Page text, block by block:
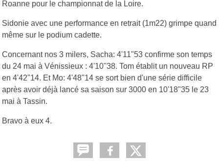
Roanne pour le championnat de la Loire.
Sidonie avec une performance en retrait (1m22) grimpe quand
même sur le podium cadette.
Concernant nos 3 milers, Sacha: 4'11"53 confirme son temps
du 24 mai à Vénissieux : 4'10"38. Tom établit un nouveau RP
en 4'42"14. Et Mo: 4'48"14 se sort bien d'une série difficile
après avoir déjà lancé sa saison sur 3000 en 10'18"35 le 23
mai à Tassin.
Bravo à eux 4.